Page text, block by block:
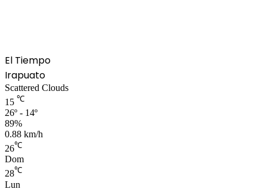
El Tiempo
Irapuato
Scattered Clouds
15 ℃
26º - 14º
89%
0.88 km/h
26℃
Dom
28℃
Lun